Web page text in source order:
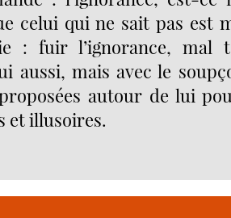
celui qui ne sait pas est
: fuir l’ignorance, mal
aussi, mais avec le
autour de lui
et illusoires.